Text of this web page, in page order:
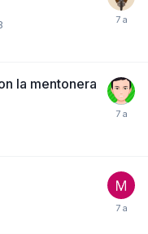
la mentonera